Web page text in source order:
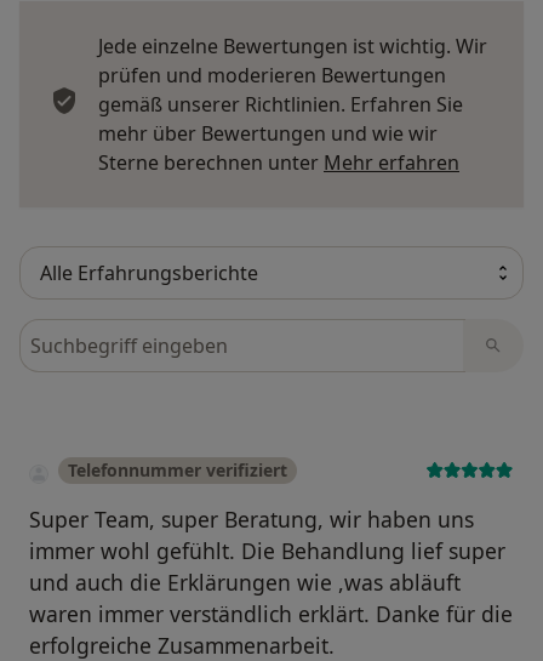
Jede einzelne Bewertungen ist wichtig. Wir
prüfen und moderieren Bewertungen
gemäß unserer Richtlinien. Erfahren Sie
mehr über Bewertungen und wie wir
Sterne berechnen unter Mehr erfahren
Bewertungen durchsuchen
Telefonnummer verifiziert
Super Team, super Beratung, wir haben uns
immer wohl gefühlt. Die Behandlung lief super
und auch die Erklärungen wie ,was abläuft
waren immer verständlich erklärt. Danke für die
erfolgreiche Zusammenarbeit.